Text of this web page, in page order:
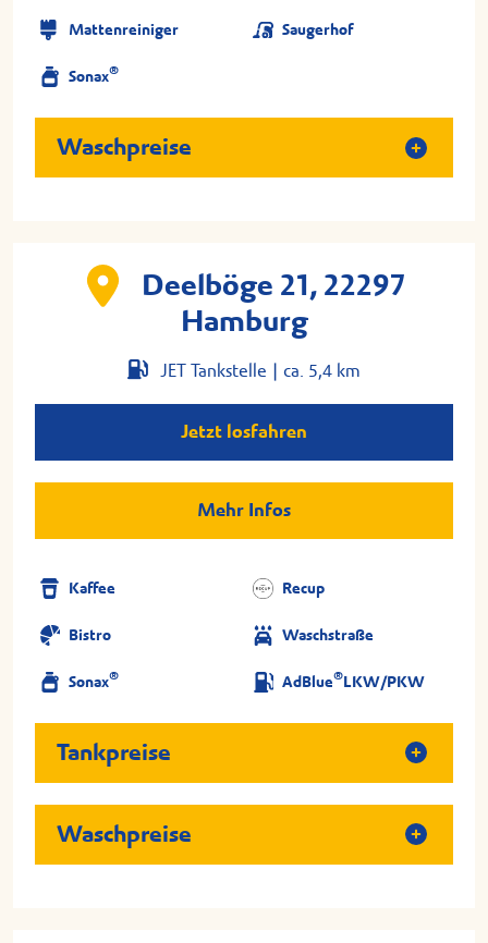
Mattenreiniger Saugerhof
Sonax®
Waschpreise
Deelböge 21, 22297
Hamburg
JET Tankstelle | ca. 5,4 km
Jetzt losfahren
Mehr Infos
Kaffee Recup
Bistro Waschstraße
Sonax® AdBlue®LKW/PKW
Tankpreise
Waschpreise